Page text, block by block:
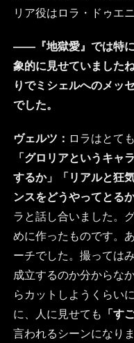
リア役はロラ・ドゥエ
――『地獄愛』では特
象的に見せていました
りでミシェルへのメッ
でした。
ヴェルツ： ロラはとて
「グロリアというキャ
するか」「リアルと狂
ンスをどうやってとるか
ラと話し合いました。
めに作ったものです。
ーチでした。撮っては
成立するのか分からな
らカットしようくらい
に、人に見せても
「す
言われるシーンになりま